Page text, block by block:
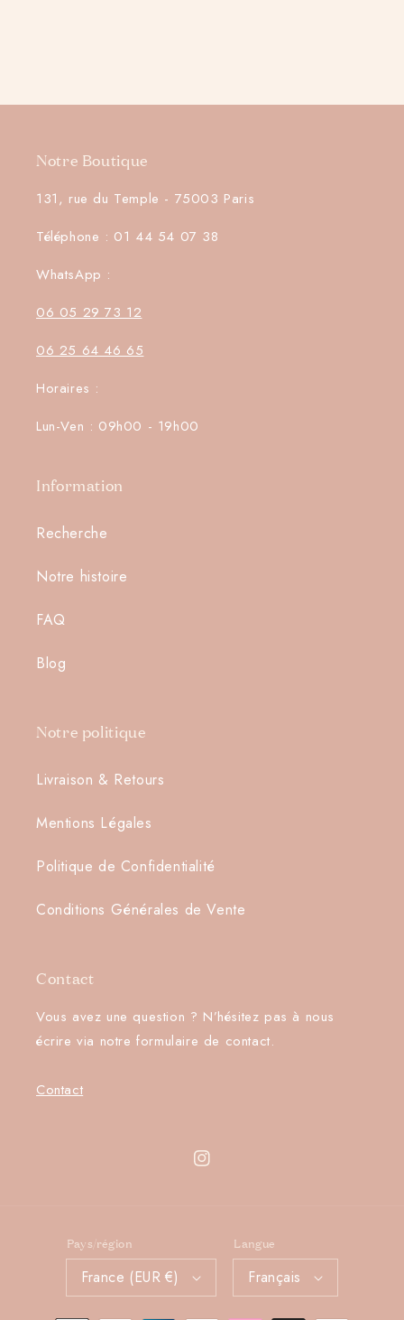
Notre Boutique
131, rue du Temple - 75003 Paris
Téléphone : 01 44 54 07 38
WhatsApp :
06 05 29 73 12
06 25 64 46 65
Horaires :
Lun-Ven : 09h00 - 19h00
Information
Recherche
Notre histoire
FAQ
Blog
Notre politique
Livraison & Retours
Mentions Légales
Politique de Confidentialité
Conditions Générales de Vente
Contact
Vous avez une question ? N’hésitez pas à nous
écrire via notre formulaire de contact.
Contact
Instagram
Pays/région
France (EUR €)
Langue
Français
produits à votre liste de souhaits et afficher vos